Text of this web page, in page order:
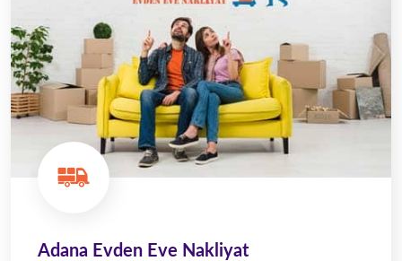
Adana Evden Eve Nakliyat